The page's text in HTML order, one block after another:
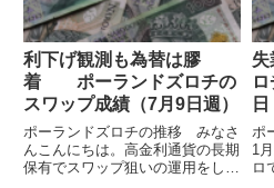
利下げ観測も為替は膠
着 ポーランドズロチの
スワップ成績（7月9日週）
ポーランドズロチの推移 みなさ
んこんにちは。高金利通貨の長期
保有でスワップ狙いの運用をして
ポ
1
ロ